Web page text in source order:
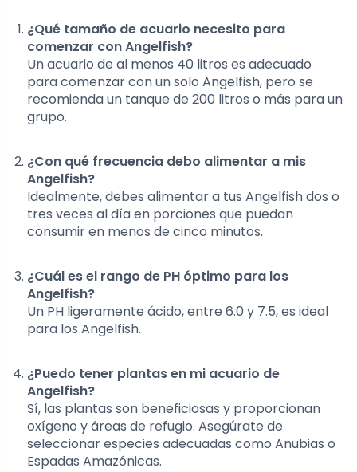
¿Qué tamaño de acuario necesito para
comenzar con Angelfish?
Un acuario de al menos 40 litros es adecuado
para comenzar con un solo Angelfish, pero se
recomienda un tanque de 200 litros o más para un
grupo.
¿Con qué frecuencia debo alimentar a mis
Angelfish?
Idealmente, debes alimentar a tus Angelfish dos o
tres veces al día en porciones que puedan
consumir en menos de cinco minutos.
¿Cuál es el rango de PH óptimo para los
Angelfish?
Un PH ligeramente ácido, entre 6.0 y 7.5, es ideal
para los Angelfish.
¿Puedo tener plantas en mi acuario de
Angelfish?
Sí, las plantas son beneficiosas y proporcionan
oxígeno y áreas de refugio. Asegúrate de
seleccionar especies adecuadas como Anubias o
Espadas Amazónicas.